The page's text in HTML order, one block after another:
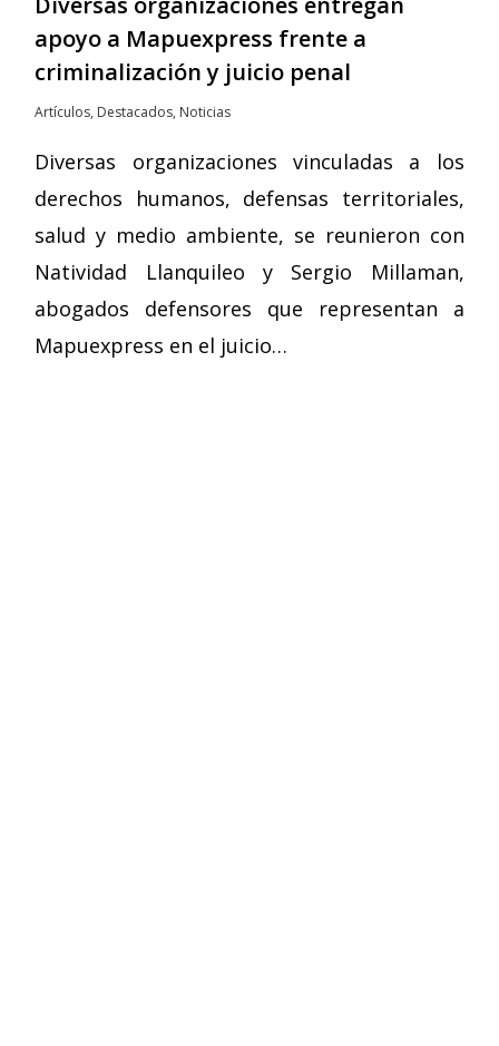
apoyo a Mapuexpress frente a
criminalización y juicio penal
Artículos, Destacados, Noticias
Diversas organizaciones vinculadas a los
derechos humanos, defensas territoriales,
salud y medio ambiente, se reunieron con
Natividad Llanquileo y Sergio Millaman,
abogados defensores que representan a
Mapuexpress en el juicio…